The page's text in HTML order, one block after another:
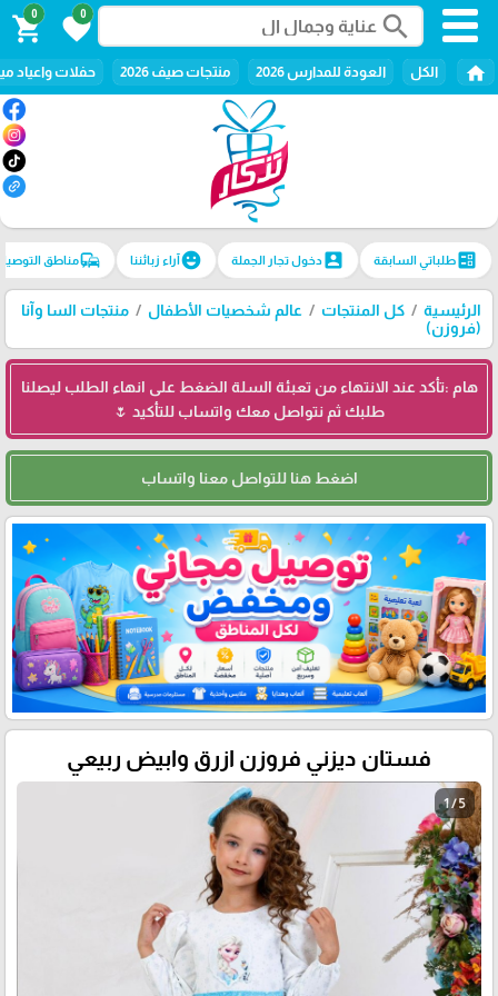
search
0
favorite
0
shopping_cart
home الكل العودة للمدارس 2026 منتجات صيف 2026 حفلات واعياد
ballotطلباتي السابقة account_boxدخول تجار الجملة emoji_emotionsآراء زبائننا commuteمناطق
الرئيسية كل المنتجات عالم شخصيات الأطفال
منتجات السا وآنا
(فروزن)
هام :تأكد عند الانتهاء من تعبئة السلة الضغط على انهاء الطلب ليصلنا
طلبك ثم نتواصل معك واتساب للتأكيد 🌷
اضغط هنا للتواصل معنا واتساب
فستان ديزني فروزن ازرق وابيض ربيعي
1 / 5